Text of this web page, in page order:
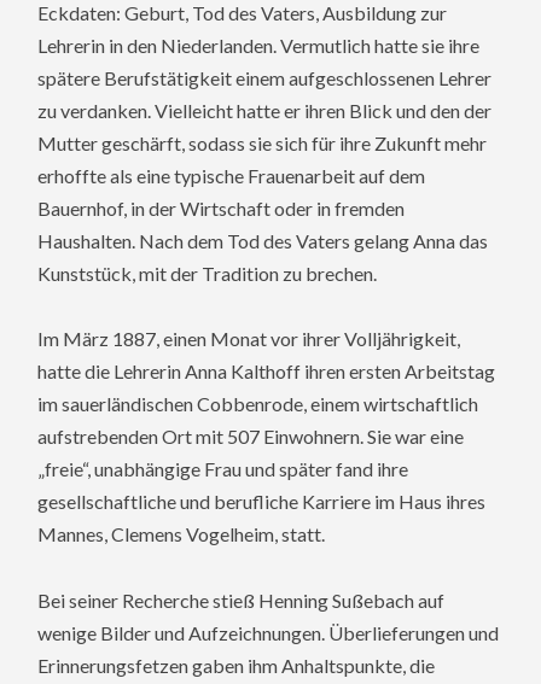
Eckdaten: Geburt, Tod des Vaters, Ausbildung zur
Lehrerin in den Niederlanden. Vermutlich hatte sie ihre
spätere Berufstätigkeit einem aufgeschlossenen Lehrer
zu verdanken. Vielleicht hatte er ihren Blick und den der
Mutter geschärft, sodass sie sich für ihre Zukunft mehr
erhoffte als eine typische Frauenarbeit auf dem
Bauernhof, in der Wirtschaft oder in fremden
Haushalten. Nach dem Tod des Vaters gelang Anna das
Kunststück, mit der Tradition zu brechen.
Im März 1887, einen Monat vor ihrer Volljährigkeit,
hatte die Lehrerin Anna Kalthoff ihren ersten Arbeitstag
im sauerländischen Cobbenrode, einem wirtschaftlich
aufstrebenden Ort mit 507 Einwohnern. Sie war eine
„freie“, unabhängige Frau und später fand ihre
gesellschaftliche und berufliche Karriere im Haus ihres
Mannes, Clemens Vogelheim, statt.
Bei seiner Recherche stieß Henning Sußebach auf
wenige Bilder und Aufzeichnungen. Überlieferungen und
Erinnerungsfetzen gaben ihm Anhaltspunkte, die